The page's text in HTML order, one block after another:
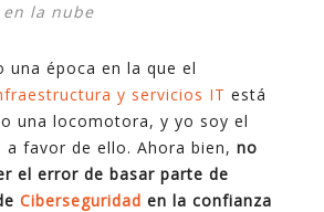
en la nube
una época en la que el
y servicios IT está
una locomotora, y yo soy el
favor de ello. Ahora bien, no
el error de basar parte de
Ciberseguridad en la confianza